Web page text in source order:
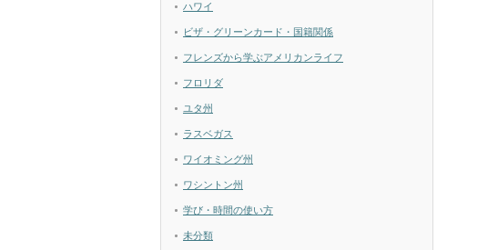
ハワイ
ビザ・グリーンカード・国籍関係
フレンズから学ぶアメリカンライフ
フロリダ
ユタ州
ラスベガス
ワイオミング州
ワシントン州
学び・時間の使い方
未分類